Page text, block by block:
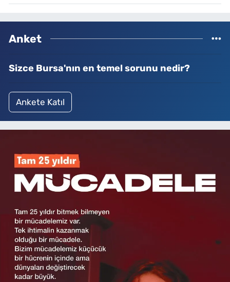
Anket
Sizce Bursa'nın en temel sorunu nedir?
Ankete Katıl